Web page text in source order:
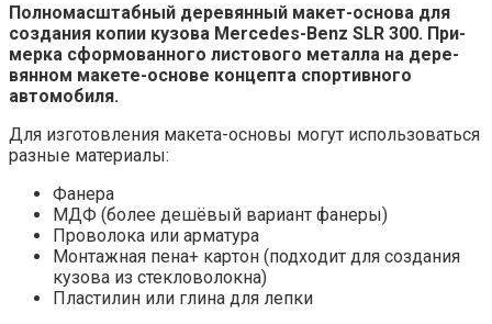
Пол­но­мас­штаб­ный дере­вян­ный макет-осно­ва для
созда­ния копии кузо­ва Mercedes-Benz SLR 300. При­
мер­ка сфор­мо­ван­но­го листо­во­го метал­ла на дере­
вян­ном маке­те-осно­ве кон­цеп­та спор­тив­но­го
автомобиля.
Для изго­тов­ле­ния маке­та-осно­вы могут исполь­зо­вать­ся
раз­ные материалы:
Фане­ра
МДФ (более дешё­вый вари­ант фанеры)
Про­во­ло­ка или арматура
Мон­таж­ная пена+ кар­тон (под­хо­дит для созда­ния
кузо­ва из стекловолокна)
Пла­сти­лин или гли­на для лепки